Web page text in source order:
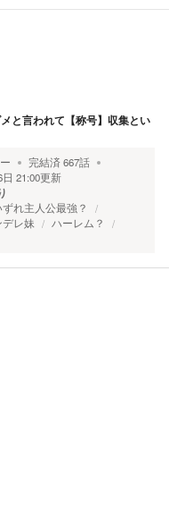
と言われて【称号】収集とい
完結済667話
21:00更新
ずれ主人公最強？
デレ妹
ハーレム？